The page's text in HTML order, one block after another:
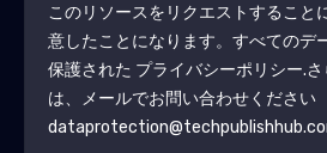
このリソースをリクエストすること
意したことになります。すべてのデ
保護された プライバシーポリシー.
は、メールでお問い合わせください